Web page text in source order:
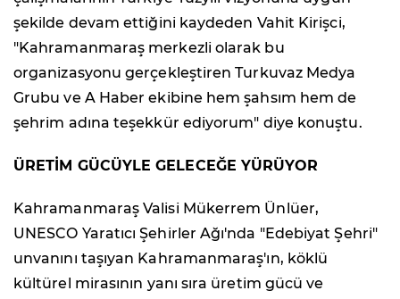
şekilde devam ettiğini kaydeden Vahit Kirişci,
"Kahramanmaraş merkezli olarak bu
organizasyonu gerçekleştiren Turkuvaz Medya
Grubu ve A Haber ekibine hem şahsım hem de
şehrim adına teşekkür ediyorum" diye konuştu.
ÜRETİM GÜCÜYLE GELECEĞE YÜRÜYOR
Kahramanmaraş Valisi Mükerrem Ünlüer,
UNESCO Yaratıcı Şehirler Ağı'nda "Edebiyat Şehri"
unvanını taşıyan Kahramanmaraş'ın, köklü
kültürel mirasının yanı sıra üretim gücü ve